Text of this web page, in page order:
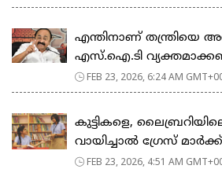
എന്തിനാണ് തന്ത്രിയെ
എസ്.ഐ.ടി
FEB 23, 2026, 6:24 AM
കുട്ടികളെ,
വായിച്ചാല്‍ ഗ്രേസ്
FEB 23, 2026, 4:51 AM